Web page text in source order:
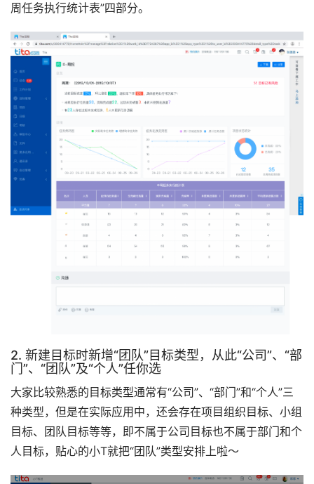
周任务执行统计表”四部分。
2. 新建目标时新增“团队”目标类型，从此“公司”、“部
门”、“团队”及“个人”任你选
大家比较熟悉的目标类型通常有“公司”、“部门”和“个人”三
种类型，但是在实际应用中，还会存在项目组织目标、小组
目标、团队目标等等，即不属于公司目标也不属于部门和个
人目标，贴心的小T就把“团队”类型安排上啦～